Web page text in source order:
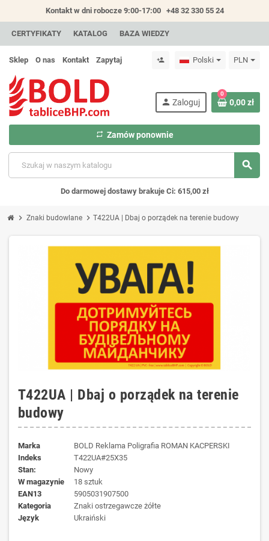
Kontakt w dni robocze 9:00-17:00 +48 32 330 55 24
CERTYFIKATY KATALOG BAZA WIEDZY
Sklep O nas Kontakt Zapytaj person_add Polski PLN
search
person Zaloguj
repeat Zamów ponownie
0
0,00 zł
Do darmowej dostawy brakuje Ci: 615,00 zł
chevron_right Znaki budowlane chevron_right T422UA | Dbaj o porządek na terenie budowy
T422UA | Dbaj o porządek na terenie
budowy
Marka
BOLD Reklama Poligrafia ROMAN KACPERSKI
Indeks
T422UA#25X35
Stan:
Nowy
W magazynie
18 sztuk
EAN13
5905031907500
kategoria
Znaki ostrzegawcze żółte
język
Ukraiński